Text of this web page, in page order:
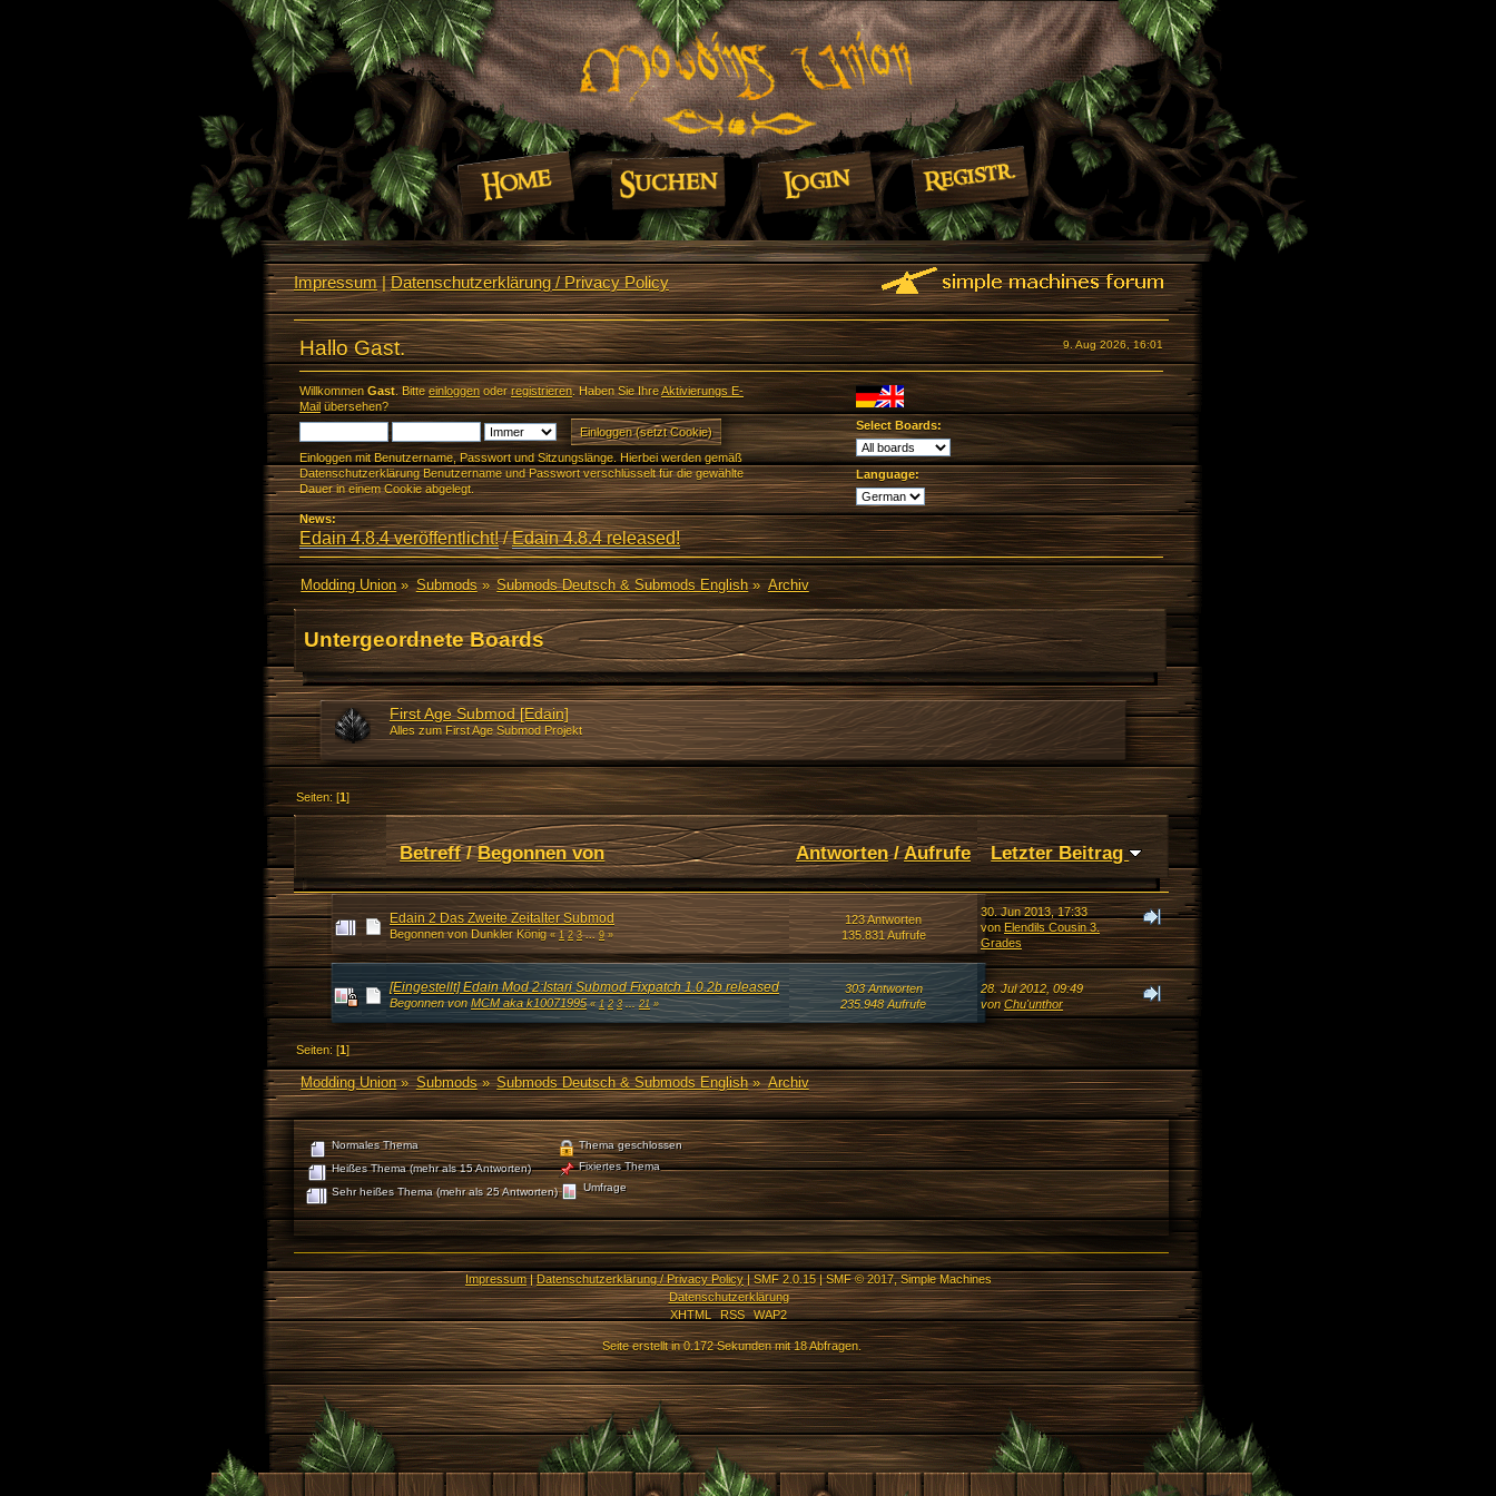
Impressum|Datenschutzerklärung / Privacy Policy
9. Aug 2026, 16:01
Hallo Gast.
Willkommen Gast. Bitte einloggenoderregistrieren. Haben Sie IhreAktivierungs E-
Mailübersehen?
Einloggen mit Benutzername, Passwort und Sitzungslänge. Hierbei werden gemäß
Datenschutzerklärung Benutzername und Passwort verschlüsselt für die gewählte
Dauer in einem Cookie abgelegt.
Select Boards:
Language:
News:
Edain 4.8.4 veröffentlicht!/Edain 4.8.4 released!
Modding Union» Submods» Submods Deutsch & Submods English» Archiv
Untergeordnete Boards
First Age Submod [Edain]
Alles zum First Age Submod Projekt
Seiten: [1]
Betreff/Begonnen von Antworten/Aufrufe Letzter Beitrag
Edain 2 Das Zweite Zeitalter Submod
Begonnen von Dunkler König«1 2 3 ...9»
123 Antworten
135.831 Aufrufe
30. Jun 2013, 17:33
vonElendils Cousin 3.
Grades
[Eingestellt] Edain Mod 2:Istari Submod Fixpatch 1.0.2b released
Begonnen von MCM aka k10071995 «1 2 3 ...21»
303 Antworten
235.948 Aufrufe
28. Jul 2012, 09:49
vonChu'unthor
Seiten: [1]
Modding Union» Submods» Submods Deutsch & Submods English» Archiv
Normales Thema
Heißes Thema (mehr als 15 Antworten)
Sehr heißes Thema (mehr als 25 Antworten)
Thema geschlossen
Fixiertes Thema
Umfrage
Impressum|Datenschutzerklärung / Privacy Policy|SMF 2.0.15|SMF © 2017,Simple Machines
Datenschutzerklärung
XHTML
RSS WAP2
Seite erstellt in 0.172 Sekunden mit 18 Abfragen.